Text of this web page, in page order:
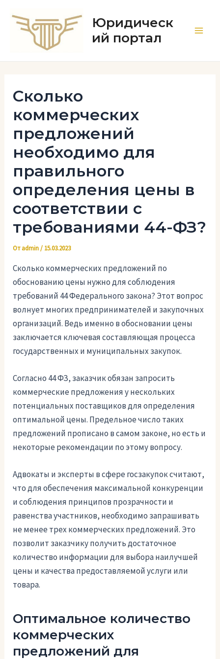
содержимому
Юридическ
ий портал
Сколько
коммерческих
предложений
необходимо для
правильного
определения цены в
соответствии с
требованиями 44-ФЗ?
Отadmin/ 15.03.2023
Сколько коммерческих предложений по
обоснованию цены нужно для соблюдения
требований 44 Федерального закона? Этот вопрос
волнует многих предпринимателей и закупочных
организаций. Ведь именно в обосновании цены
заключается ключевая составляющая процесса
государственных и муниципальных закупок.
Согласно 44 ФЗ, заказчик обязан запросить
коммерческие предложения у нескольких
потенциальных поставщиков для определения
оптимальной цены. Предельное число таких
предложений прописано в самом законе, но есть и
некоторые рекомендации по этому вопросу.
Адвокаты и эксперты в сфере госзакупок считают,
что для обеспечения максимальной конкуренции
и соблюдения принципов прозрачности и
равенства участников, необходимо запрашивать
не менее трех коммерческих предложений. Это
позволит заказчику получить достаточное
количество информации для выбора наилучшей
цены и качества предоставляемой услуги или
товара.
Оптимальное количество
коммерческих
предложений для